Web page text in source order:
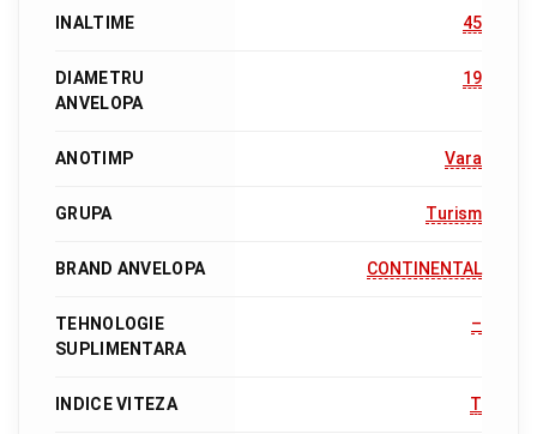
INALTIME 45
DIAMETRU
ANVELOPA
19
ANOTIMP Vara
GRUPA Turism
BRAND ANVELOPA CONTINENTAL
TEHNOLOGIE
SUPLIMENTARA
–
INDICE VITEZA T